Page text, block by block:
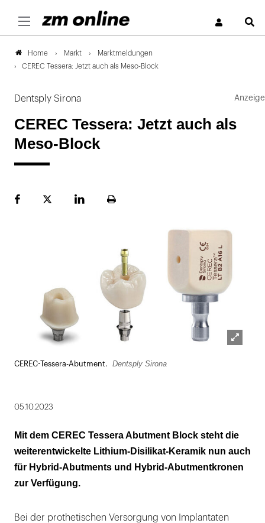
Home Markt
Marktmeldungen
CEREC Tessera: Jetzt auch als Meso-Block
Dentsply Sirona
CEREC Tessera: Jetzt auch als
Meso-Block
FacebookPlattformLinekdInSeite
CEREC-Tessera-Abutment. Dentsply Sirona
05.10.2023
Mit dem CEREC Tessera Abutment Block steht die
weiterentwickelte Lithium-Disilikat-Keramik nun auch
für Hybrid-Abutments und Hybrid-Abutmentkronen
zur Verfügung.
Bei der prothetischen Versorgung von Implantaten